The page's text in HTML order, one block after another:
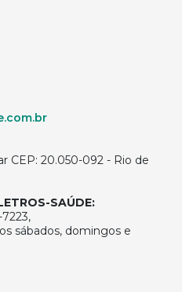
CEP: 20.050-092 - Rio de
SAÚDE:
sábados, domingos e